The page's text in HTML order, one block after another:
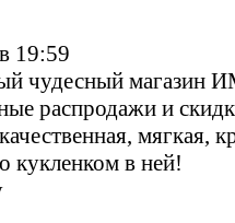
19:59
чудесный магазин
распродажи и
мягкая,
кукленком в ней!